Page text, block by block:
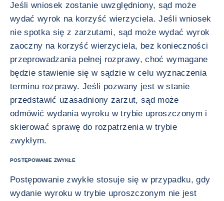
Jeśli wniosek zostanie uwzględniony, sąd może
wydać wyrok na korzyść wierzyciela. Jeśli wniosek
nie spotka się z zarzutami, sąd może wydać wyrok
zaoczny na korzyść wierzyciela, bez konieczności
przeprowadzania pełnej rozprawy, choć wymagane
będzie stawienie się w sądzie w celu wyznaczenia
terminu rozprawy. Jeśli pozwany jest w stanie
przedstawić uzasadniony zarzut, sąd może
odmówić wydania wyroku w trybie uproszczonym i
skierować sprawę do rozpatrzenia w trybie
zwykłym.
POSTĘPOWANIE ZWYKŁE
Postępowanie zwykłe stosuje się w przypadku, gdy
wydanie wyroku w trybie uproszczonym nie jest